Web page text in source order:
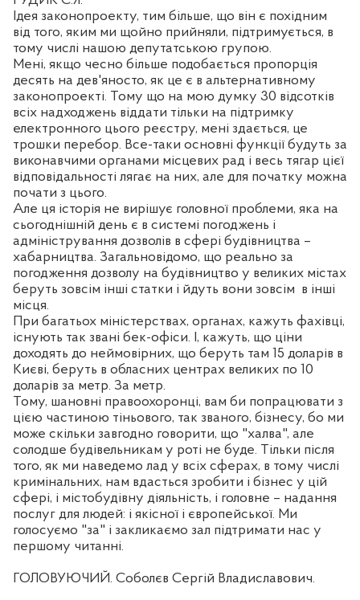
Ідея законопроекту, тим більше, що він є похідним
від того, яким ми щойно прийняли, підтримується, в
тому числі нашою депутатською групою.
Мені, якщо чесно більше подобається пропорція
десять на дев'яносто, як це є в альтернативному
законопроекті. Тому що на мою думку 30 відсотків
всіх надходжень віддати тільки на підтримку
електронного цього реєстру, мені здається, це
трошки перебор. Все-таки основні функції будуть за
виконавчими органами місцевих рад і весь тягар цієї
відповідальності лягає на них, але для початку можна
почати з цього.
Але ця історія не вирішує головної проблеми, яка на
сьогоднішній день є в системі погоджень і
адміністрування дозволів в сфері будівництва –
хабарництва. Загальновідомо, що реально за
погодження дозволу на будівництво у великих містах
беруть зовсім інші статки і йдуть вони зовсім в інші
місця.
При багатьох міністерствах, органах, кажуть фахівці,
існують так звані бек-офіси. І, кажуть, що ціни
доходять до неймовірних, що беруть там 15 доларів в
Києві, беруть в обласних центрах великих по 10
доларів за метр. За метр.
Тому, шановні правоохоронці, вам би попрацювати з
цією частиною тіньового, так званого, бізнесу, бо ми
може скільки завгодно говорити, що "халва", але
солодше будівельникам у роті не буде. Тільки після
того, як ми наведемо лад у всіх сферах, в тому числі
кримінальних, нам вдасться зробити і бізнес у цій
сфері, і містобудівну діяльність, і головне – надання
послуг для людей: і якісної і європейської. Ми
голосуємо "за" і закликаємо зал підтримати нас у
першому читанні.
ГОЛОВУЮЧИЙ. Соболєв Сергій Владиславович.